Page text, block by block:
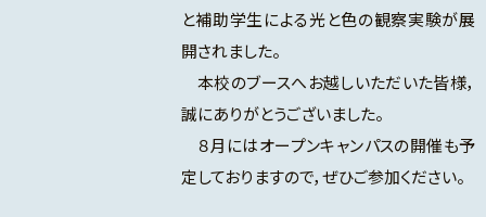
と補助学生による光と色の観察実験が展
開されました。
本校のブースへお越しいただいた皆様，
誠にありがとうございました。
８月にはオープンキャンパスの開催も予
定しておりますので，ぜひご参加ください。